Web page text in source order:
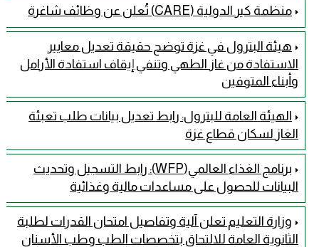
منظمة كير الدولية (CARE) تُعلن عن وظائف شاغرة
هيئة البترول في غزة توضح حقيقة تعديل معايير
الاستفادة من غاز الطهي وتنفي إيقاف استفادة الأرامل
وأبناء المتوفين
الهيئة العامة للبترول: رابط تعديل بيانات طلب تعبئة
الغاز لسكان قطاع غزة
برنامج الغذاء العالمي(WFP): رابط التسجيل وتحديث
البيانات للحصول على مساعدات مالية وغذائية
وزارة التعليم تعلن آلية وتفاصيل امتحان القدرات لطلبة
الثانوية العامة للالتحاق بتخصصات الطب وطب الأسنان